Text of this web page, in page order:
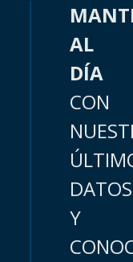
AL
DÍA
CON
DATOS
Y